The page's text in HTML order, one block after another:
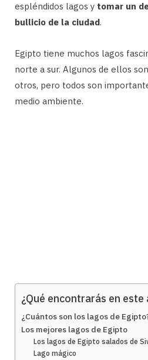
espléndidos lagos y tomar un
bullicio de la ciudad.
Egipto tiene muchos lagos
norte a sur. Algunos de ellos
otros, pero todos son
medio ambiente.
¿Qué encontrarás en este
¿Cuántos son los lagos de
Los mejores lagos de Egipto
Los lagos de Egipto salados de
Lago mágico